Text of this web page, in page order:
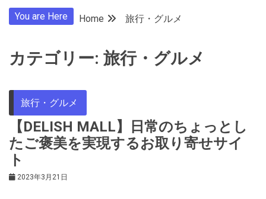
You are Here Home 旅行・グルメ
カテゴリー: 旅行・グルメ
旅行・グルメ
【DELISH MALL】日常のちょっとし
たご褒美を実現するお取り寄せサイ
ト
2023年3月21日